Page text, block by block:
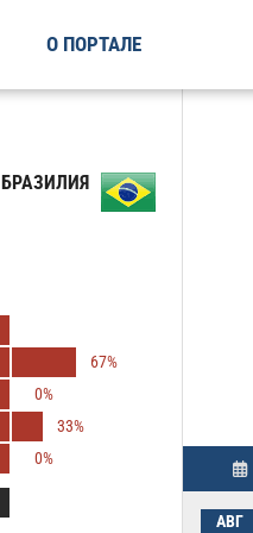
О ПОРТАЛЕ
БРАЗИЛИЯ
67%
0%
33%
0%
АВГ